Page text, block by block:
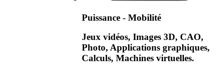
Puissance - Mobilité
Jeux vidéos, Images 3D, CAO,
Photo, Applications graphiques,
Calculs, Machines virtuelles.